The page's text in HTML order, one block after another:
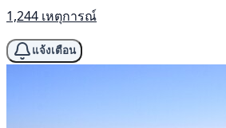
1,244 เหตุการณ์
แจ้งเตือน